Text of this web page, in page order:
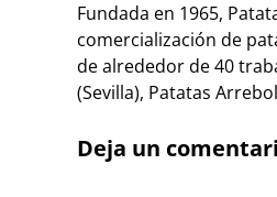
Fundada en 1965,
comercialización de
de alrededor de 40
(Sevilla), Patatas
Deja un